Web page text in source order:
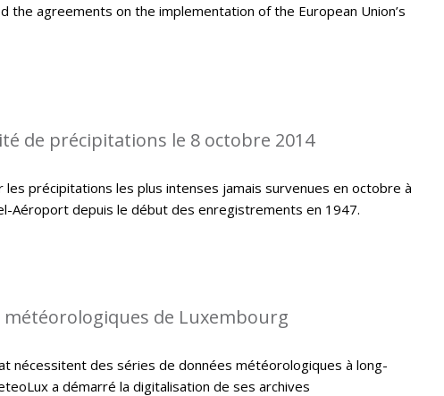
the agreements on the implementation of the European Union’s
de précipitations le 8 octobre 2014
précipitations les plus intenses jamais survenues en octobre à
Aéroport depuis le début des enregistrements en 1947.
météorologiques de Luxembourg
nécessitent des séries de données météorologiques à long-
a démarré la digitalisation de ses archives